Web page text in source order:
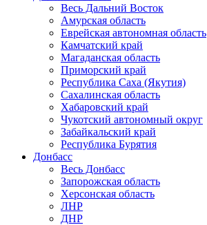
Весь Дальний Восток
Амурская область
Еврейская автономная область
Камчатский край
Магаданская область
Приморский край
Республика Саха (Якутия)
Сахалинская область
Хабаровский край
Чукотский автономный округ
Забайкальский край
Республика Бурятия
Донбасс
Весь Донбасс
Запорожская область
Херсонская область
ЛНР
ДНР